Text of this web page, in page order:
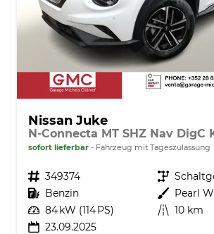
Nissan Juke
sofort lieferbar Fahrzeug mit Tageszulassung
Fahrzeugnr. 349374 Getriebe
Kraftstoff Benzin Außenfarbe Pearl
Leistung 84 kW (114 PS) Kilometerstand 10 km
23.09.2025